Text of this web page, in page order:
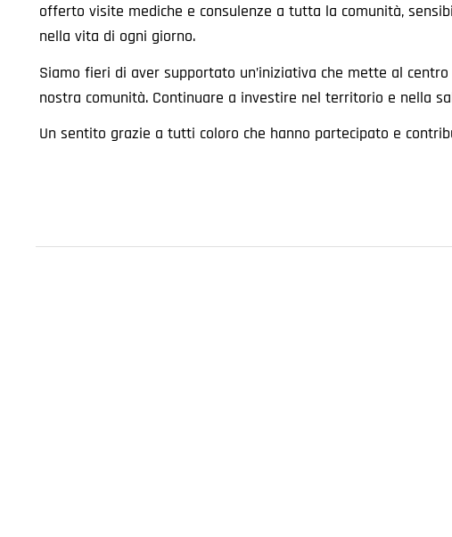
offerto visite mediche e consulenze a tutta la comunità,
nella vita di ogni giorno.
Siamo fieri di aver supportato un’iniziativa che mette al
nostra comunità. Continuare a investire nel territorio e nella
Un sentito grazie a tutti coloro che hanno partecipato e